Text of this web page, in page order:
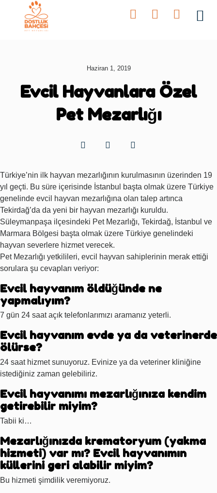
Haziran 1, 2019
Evcil Hayvanlara Özel
Pet Mezarlığı
Türkiye’nin ilk hayvan mezarlığının kurulmasının üzerinden 19
yıl geçti. Bu süre içerisinde İstanbul başta olmak üzere Türkiye
genelinde evcil hayvan mezarlığına olan talep artınca
Tekirdağ’da da yeni bir hayvan mezarlığı kuruldu.
Süleymanpaşa ilçesindeki Pet Mezarlığı, Tekirdağ, İstanbul ve
Marmara Bölgesi başta olmak üzere Türkiye genelindeki
hayvan severlere hizmet verecek.
Pet Mezarlığı yetkilileri, evcil hayvan sahiplerinin merak ettiği
sorulara şu cevapları veriyor:
Evcil hayvanım öldüğünde ne
yapmalıyım?
7 gün 24 saat açık telefonlarımızı aramanız yeterli.
Evcil hayvanım evde ya da veterinerde
ölürse?
24 saat hizmet sunuyoruz. Evinize ya da veteriner kliniğine
istediğiniz zaman gelebiliriz.
Evcil hayvanımı mezarlığınıza kendim
getirebilir miyim?
Tabii ki…
Mezarlığınızda krematoryum (yakma
hizmeti) var mı? Evcil hayvanımın
küllerini geri alabilir miyim?
Bu hizmeti şimdilik veremiyoruz.